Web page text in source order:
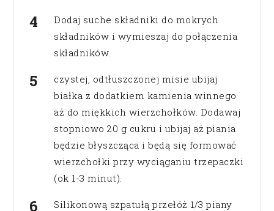
Dodaj suche składniki do mokrych
składników i wymieszaj do połączenia
składników.
czystej, odtłuszczonej misie ubijaj
białka z dodatkiem kamienia winnego
aż do miękkich wierzchołków. Dodawaj
stopniowo 20 g cukru i ubijaj aż piania
będzie błyszcząca i będą się formować
wierzchołki przy wyciąganiu trzepaczki
(ok 1-3 minut).
Silikonową szpatułą przełóż 1/3 piany